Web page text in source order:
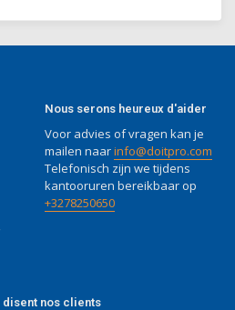
Nous serons heureux d'aider
Voor advies of vragen kan je
mailen naarinfo@doitpro.com
Telefonisch zijn we tijdens
kantooruren bereikbaar op
+3278250650
disent nos clients